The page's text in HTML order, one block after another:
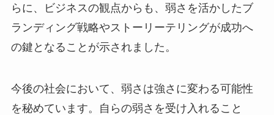
らに、ビジネスの観点からも、弱さを活かしたブ
ランディング戦略やストーリーテリングが成功へ
の鍵となることが示されました。
今後の社会において、弱さは強さに変わる可能性
を秘めています。自らの弱さを受け入れること